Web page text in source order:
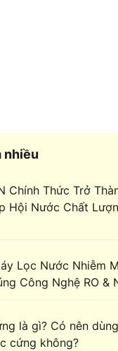
nhiều
Chính Thức Trở
Hội Nước Chất
Lọc Nước Nhiễm
Công Nghệ RO &
là gì? Có nên
cứng không?